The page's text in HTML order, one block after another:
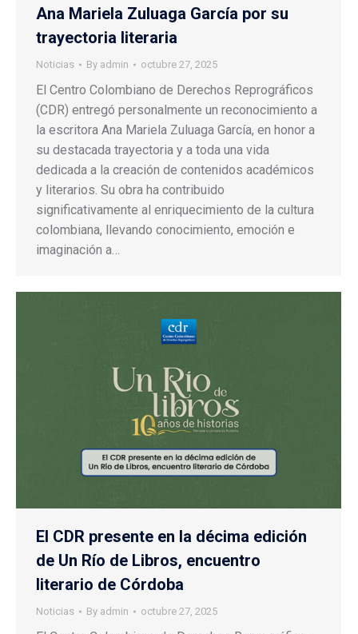
Ana Mariela Zuluaga García por su
trayectoria literaria
Noticias By admin octubre 27, 2025
El Centro Colombiano de Derechos Reprográficos
(CDR) entregó personalmente un reconocimiento a
la escritora Ana Mariela Zuluaga García, en honor a
su destacada trayectoria y a toda una vida
dedicada a la creación de contenidos académicos
y literarios. Su obra ha contribuido
significativamente al enriquecimiento de la cultura
colombiana, llevando conocimiento, emoción e
imaginación a…
El CDR presente en la décima edición
de Un Río de Libros, encuentro
literario de Córdoba
Noticias By admin octubre 27, 2025